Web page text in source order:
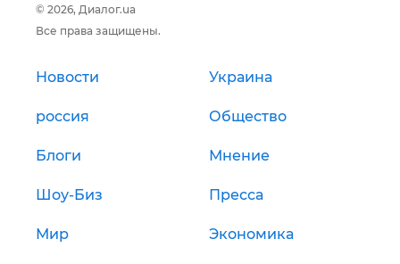
© 2026, Диалог.ua
Все права защищены.
Новости Украина
россия Общество
Блоги Мнение
Шоу-Биз Пресса
Мир Экономика